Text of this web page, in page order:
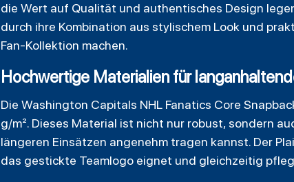
die Wert auf Qualität und authentisches Design
durch ihre Kombination aus stylischem Look und
Fan-Kollektion machen.
Hochwertige Materialien für
Die Washington Capitals NHL Fanatics Core
g/m². Dieses Material ist nicht nur robust, sondern
längeren Einsätzen angenehm tragen kannst. Der
das gestickte Teamlogo eignet und gleichzeitig